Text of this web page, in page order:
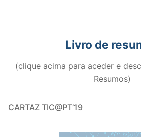
Livro de
(clique acima para aceder e
Resumos)
CARTAZ TIC@PT’19